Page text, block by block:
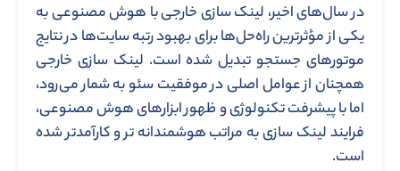
در سال‌های اخیر، لینک سازی خارجی با هوش مصنوعی به
یکی از مؤثرترین راه‌حل‌ها برای بهبود رتبه سایت‌ها در نتایج
موتورهای جستجو تبدیل شده است. لینک سازی خارجی
همچنان از عوامل اصلی در موفقیت سئو به شمار می‌رود،
اما با پیشرفت تکنولوژی و ظهور ابزارهای هوش مصنوعی،
فرایند لینک سازی به مراتب هوشمندانه‌ تر و کارآمدتر شده
است.